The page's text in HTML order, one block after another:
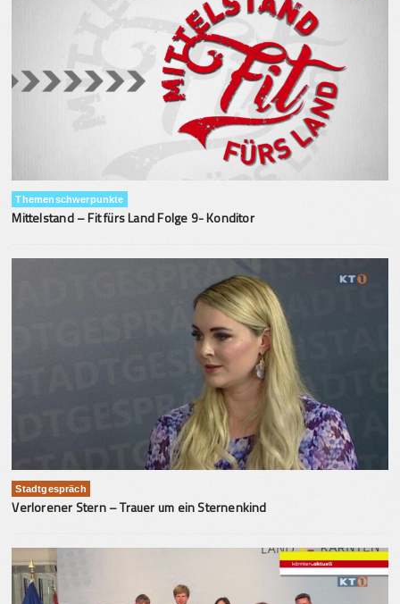
Themenschwerpunkte
Mittelstand – Fit fürs Land Folge 9- Konditor
Stadtgespräch
Verlorener Stern – Trauer um ein Sternenkind